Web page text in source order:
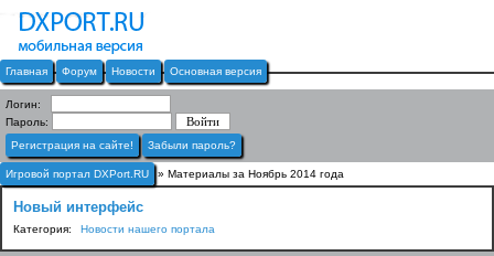
Главная Форум Новости Основная версия
Логин:
Пароль:
Регистрация на сайте!
Забыли пароль?
Игровой портал DXPort.RU » Материалы за Ноябрь 2014 года
Новый интерфейс
Категория: Новости нашего портала